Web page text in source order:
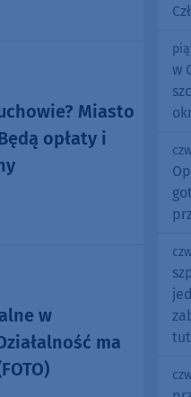
Miasto
opłaty i
w
ma
w